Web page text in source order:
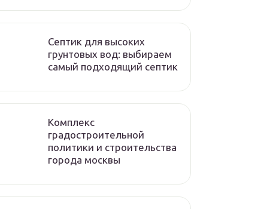
Септик для высоких
грунтовых вод: выбираем
самый подходящий септик
Комплекс
градостроительной
политики и строительства
города москвы